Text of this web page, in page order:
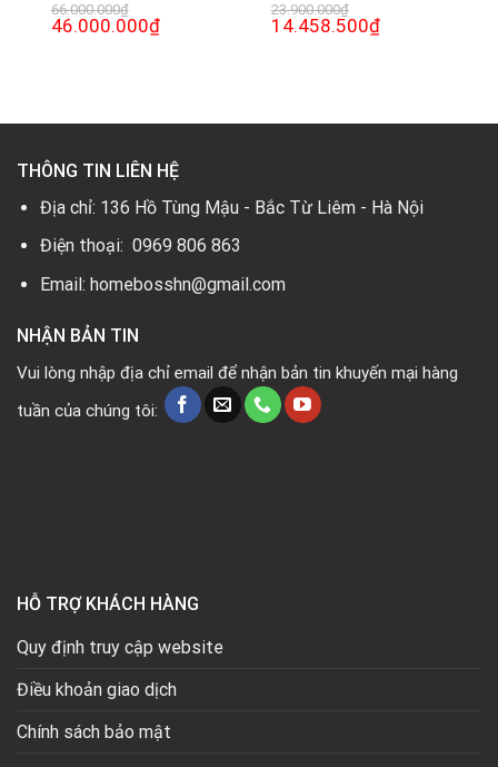
66.000.000₫
Giá
gốc
46.000.000₫Giá
hiện
23.900.000₫
Giá
gốc
14.458.500₫Giá
hiện
THÔNG TIN LIÊN HỆ
Địa chỉ: 136 Hồ Tùng Mậu - Bắc Từ Liêm - Hà Nội
Điện thoại: 0969 806 863
Email: homebosshn@gmail.com
NHẬN BẢN TIN
Vui lòng nhập địa chỉ email để nhận bản tin khuyến mại hàng
tuần của chúng tôi:
HỖ TRỢ KHÁCH HÀNG
Quy định truy cập website
Điều khoản giao dịch
Chính sách bảo mật